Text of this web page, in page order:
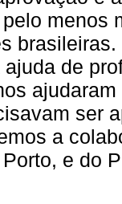
menos
de
ser
a
e do